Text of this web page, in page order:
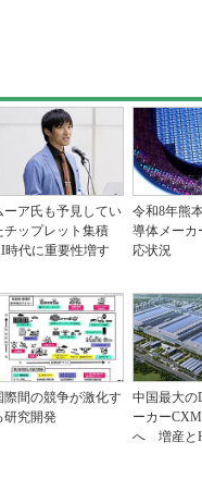
ーア氏も予見してい
チップレット集積
時代に重要性増す
令和8年熊
導体メーカ
応状況
際間の競争が激化す
研究開発
中国最大の
ーカー
へ 増産と